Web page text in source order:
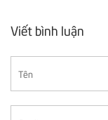
Viết bình luận